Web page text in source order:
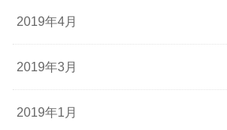
2019年4月
2019年3月
2019年1月